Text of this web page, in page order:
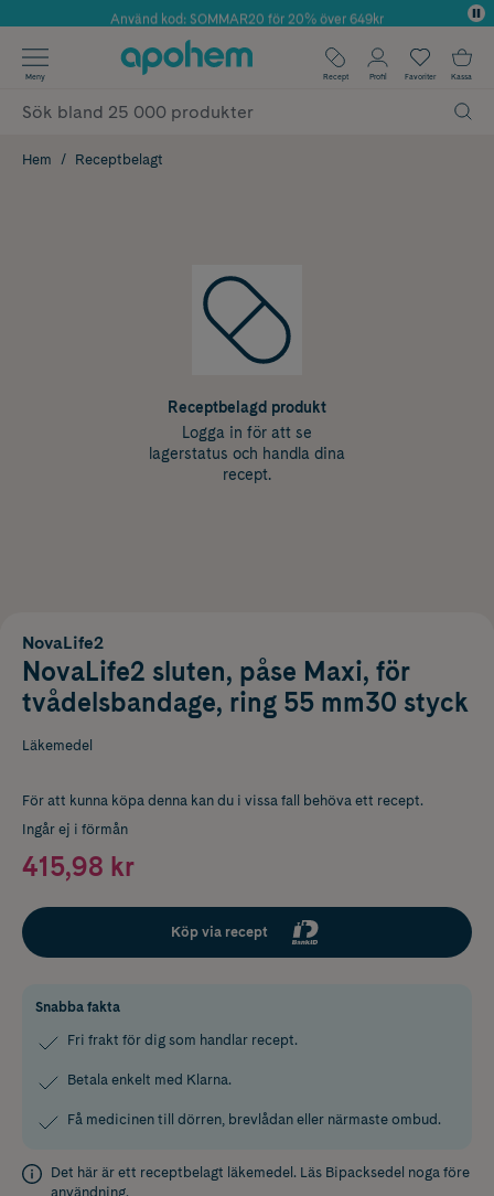
Årets Butik 2025 inom Skönhet
Använd kod: SOMMAR20 för 20% över 649kr
✓ Fri frakt
✓ Poäng på alla köp*
Meny Recept Profil Favoriter Kassa
Hem Receptbelagt
Receptbelagd produkt
Logga in för att se
lagerstatus och handla dina
recept.
NovaLife2
NovaLife2 sluten, påse Maxi, för
tvådelsbandage, ring 55 mm30 styck
Läkemedel
För att kunna köpa denna kan du i vissa fall behöva ett recept.
Ingår ej i förmån
415,98 kr
Köp via recept
Snabba fakta
Fri frakt för dig som handlar recept.
Betala enkelt med Klarna.
Få medicinen till dörren, brevlådan eller närmaste ombud.
Det här är ett receptbelagt läkemedel. Läs Bipacksedel noga före
användning.